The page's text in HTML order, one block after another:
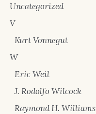
Uncategorized
V
Kurt Vonnegut
W
Eric Weil
J. Rodolfo Wilcock
Raymond H. Williams